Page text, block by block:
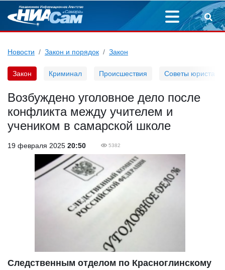
Новости Закон и порядок Закон
Закон Криминал Происшествия Советы юриста
Возбуждено уголовное дело после
конфликта между учителем и
учеником в самарской школе
19 февраля 2025 20:50 5382
Следственным отделом по Красноглинскому